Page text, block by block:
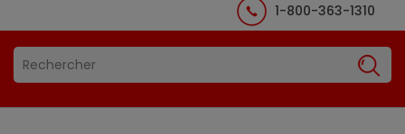
1-800-363-1310